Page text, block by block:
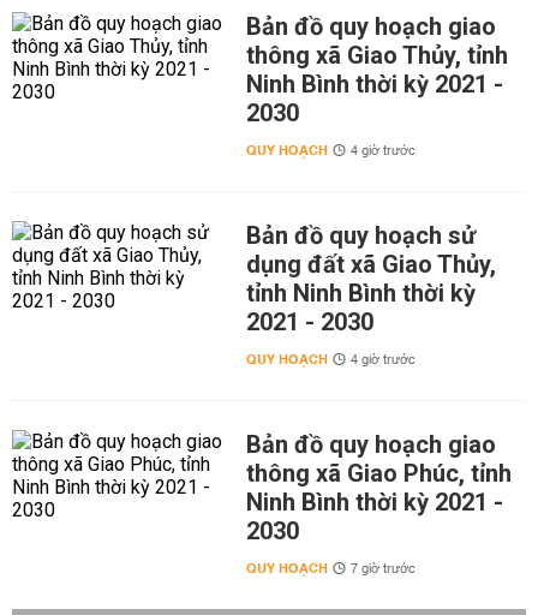
Bản đồ quy hoạch giao
thông xã Giao Thủy, tỉnh
Ninh Bình thời kỳ 2021 -
2030
QUY HOẠCH 4 giờ trước
Bản đồ quy hoạch sử
dụng đất xã Giao Thủy,
tỉnh Ninh Bình thời kỳ
2021 - 2030
QUY HOẠCH 4 giờ trước
Bản đồ quy hoạch giao
thông xã Giao Phúc, tỉnh
Ninh Bình thời kỳ 2021 -
2030
QUY HOẠCH 7 giờ trước